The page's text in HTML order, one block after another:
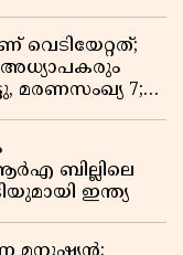
വെടിയേറ്റത്;
മരണസംഖ്യ 7;
ബില്ലിലെ
ഇന്ത്യ